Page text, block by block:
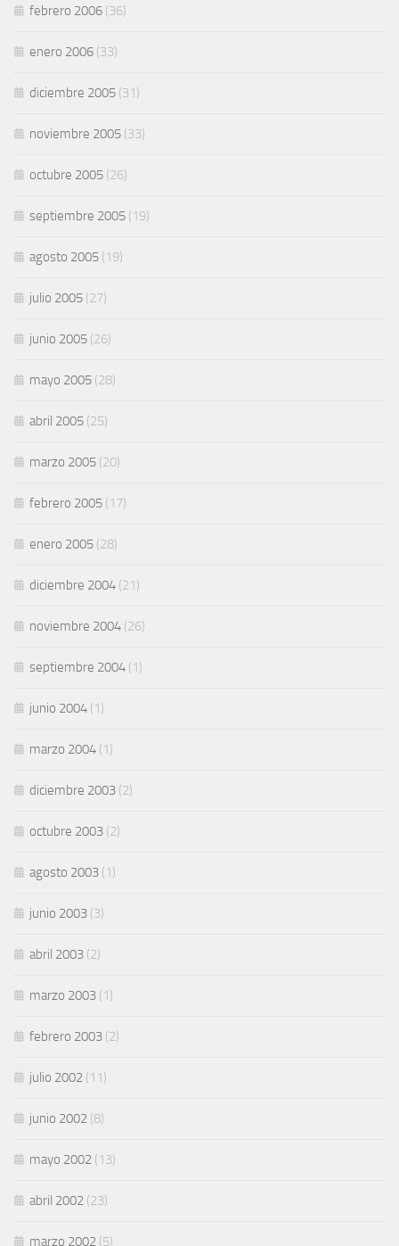
febrero 2006 (36)
enero 2006 (33)
diciembre 2005 (31)
noviembre 2005 (33)
octubre 2005 (26)
septiembre 2005 (19)
agosto 2005 (19)
julio 2005 (27)
junio 2005 (26)
mayo 2005 (28)
abril 2005 (25)
marzo 2005 (20)
febrero 2005 (17)
enero 2005 (28)
diciembre 2004 (21)
noviembre 2004 (26)
septiembre 2004 (1)
junio 2004 (1)
marzo 2004 (1)
diciembre 2003 (2)
octubre 2003 (2)
agosto 2003 (1)
junio 2003 (3)
abril 2003 (2)
marzo 2003 (1)
febrero 2003 (2)
julio 2002 (11)
junio 2002 (8)
mayo 2002 (13)
abril 2002 (23)
marzo 2002 (5)